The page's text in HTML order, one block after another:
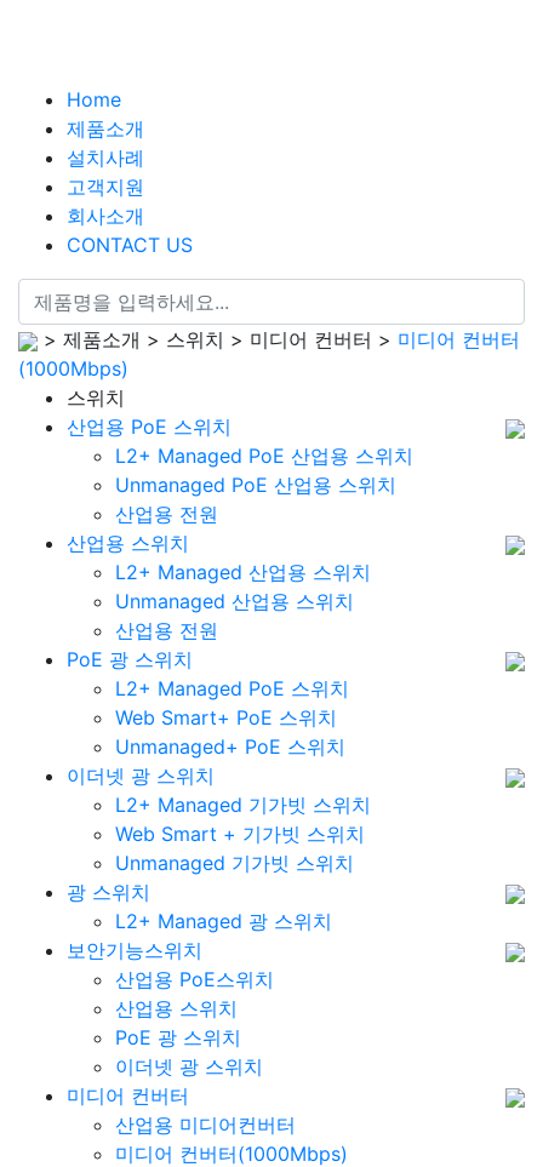
Home
제품소개
설치사례
고객지원
회사소개
CONTACT US
> 제품소개 > 스위치 > 미디어 컨버터 > 미디어 컨버터
(1000Mbps)
스위치
산업용 PoE 스위치
L2+ Managed PoE 산업용 스위치
Unmanaged PoE 산업용 스위치
산업용 전원
산업용 스위치
L2+ Managed 산업용 스위치
Unmanaged 산업용 스위치
산업용 전원
PoE 광 스위치
L2+ Managed PoE 스위치
Web Smart+ PoE 스위치
Unmanaged+ PoE 스위치
이더넷 광 스위치
L2+ Managed 기가빗 스위치
Web Smart + 기가빗 스위치
Unmanaged 기가빗 스위치
광 스위치
L2+ Managed 광 스위치
보안기능스위치
산업용 PoE스위치
산업용 스위치
PoE 광 스위치
이더넷 광 스위치
미디어 컨버터
산업용 미디어컨버터
미디어 컨버터(1000Mbps)